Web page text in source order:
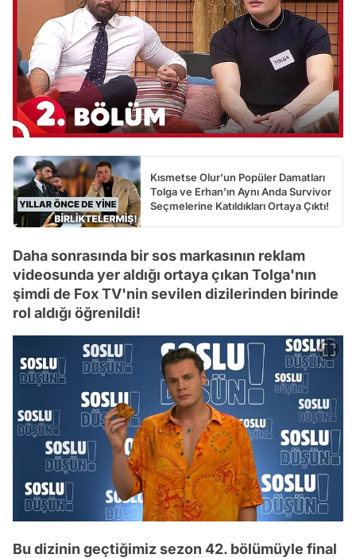
Kısmetse Olur'un Popüler Damatları
Tolga ve Erhan'ın Aynı Anda Survivor
Seçmelerine Katıldıkları Ortaya Çıktı!
Daha sonrasında bir sos markasının reklam
videosunda yer aldığı ortaya çıkan Tolga'nın
şimdi de Fox TV'nin sevilen dizilerinden birinde
rol aldığı öğrenildi!
Bu dizinin geçtiğimiz sezon 42. bölümüyle final